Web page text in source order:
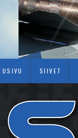
SIIVET